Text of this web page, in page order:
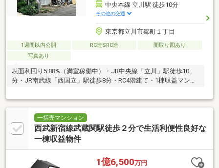
中央本線 立川駅 徒歩10分
その他の交通
東京都立川市錦町１丁目
1週間以内公開 RC造SRC造
間取り図あり
写真あり
表面利回り5.88%（満室稼働中）・JR中央線「立川」駅徒歩10
分・JR南武線「西国立」駅徒歩8分・RC4階建て・1棟収益マンシ
一括売マンション
西武新宿線武蔵関駅徒歩２分で生活利便性良好な
一棟収益物件
1億6,500万円